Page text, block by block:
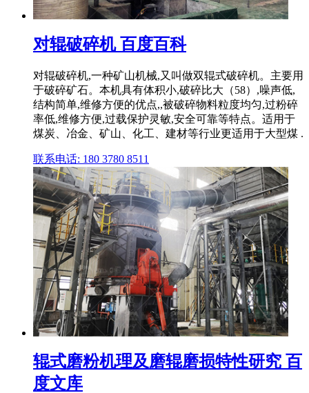
对辊破碎机 百度百科
对辊破碎机,一种矿山机械,又叫做双辊式破碎机。主要用
于破碎矿石。本机具有体积小,破碎比大（58）,噪声低,
结构简单,维修方便的优点,,被破碎物料粒度均匀,过粉碎
率低,维修方便,过载保护灵敏,安全可靠等特点。适用于
煤炭、冶金、矿山、化工、建材等行业更适用于大型煤 .
联系电话: 180 3780 8511
辊式磨粉机理及磨辊磨损特性研究 百
度文库